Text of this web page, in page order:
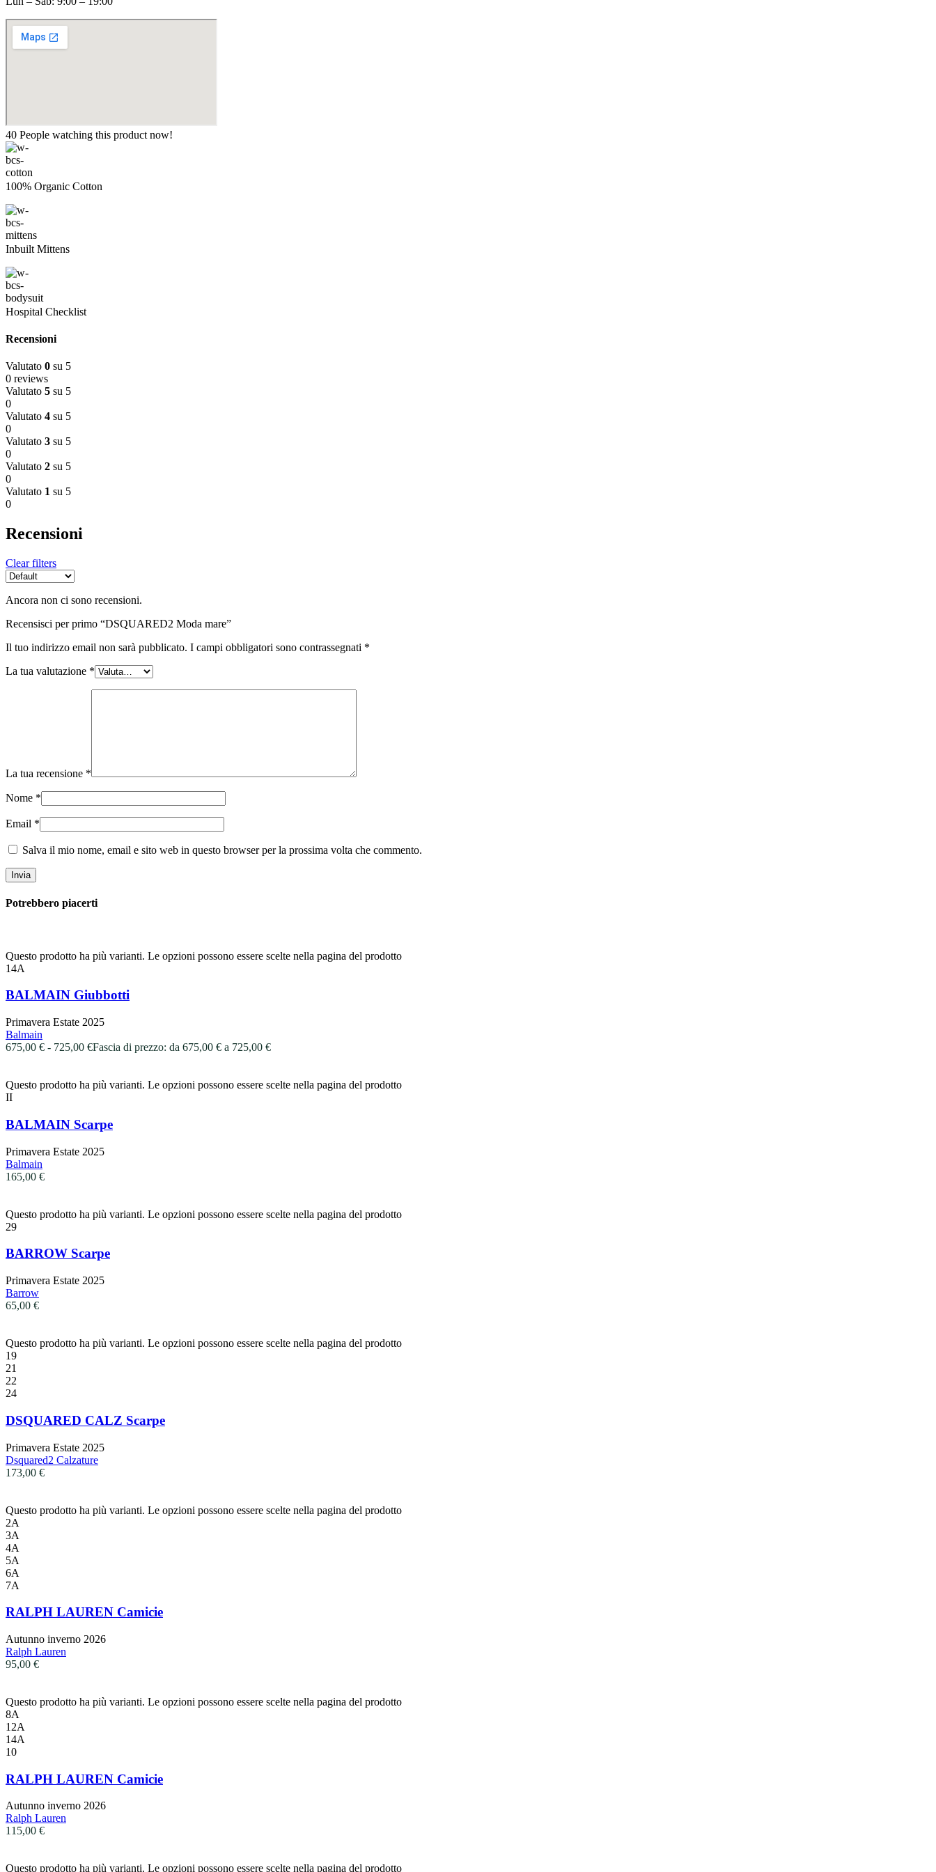
40 People watching this product now!
100% Organic Cotton
Inbuilt Mittens
Hospital Checklist
Recensioni
Valutato 0 su 5
0 reviews
Valutato 5 su 5
0
Valutato 4 su 5
0
Valutato 3 su 5
0
Valutato 2 su 5
0
Valutato 1 su 5
0
Recensioni
Clear filters
Ancora non ci sono recensioni.
Recensisci per primo “DSQUARED2 Moda mare”
Il tuo indirizzo email non sarà pubblicato. I campi obbligatori sono contrassegnati *
La tua valutazione *
La tua recensione *
Nome *
Email *
Salva il mio nome, email e sito web in questo browser per la prossima volta che commento.
Potrebbero piacerti
Questo prodotto ha più varianti. Le opzioni possono essere scelte nella pagina del prodotto
14A
BALMAIN Giubbotti
Primavera Estate 2025
Balmain
675,00 € - 725,00 €Fascia di prezzo: da 675,00 € a 725,00 €
Questo prodotto ha più varianti. Le opzioni possono essere scelte nella pagina del prodotto
II
BALMAIN Scarpe
Primavera Estate 2025
Balmain
165,00 €
Questo prodotto ha più varianti. Le opzioni possono essere scelte nella pagina del prodotto
29
BARROW Scarpe
Primavera Estate 2025
Barrow
65,00 €
Questo prodotto ha più varianti. Le opzioni possono essere scelte nella pagina del prodotto
19
21
22
24
DSQUARED CALZ Scarpe
Primavera Estate 2025
Dsquared2 Calzature
173,00 €
Questo prodotto ha più varianti. Le opzioni possono essere scelte nella pagina del prodotto
2A
3A
4A
5A
6A
7A
RALPH LAUREN Camicie
Autunno inverno 2026
Ralph Lauren
95,00 €
Questo prodotto ha più varianti. Le opzioni possono essere scelte nella pagina del prodotto
8A
12A
14A
10
RALPH LAUREN Camicie
Autunno inverno 2026
Ralph Lauren
115,00 €
Questo prodotto ha più varianti. Le opzioni possono essere scelte nella pagina del prodotto